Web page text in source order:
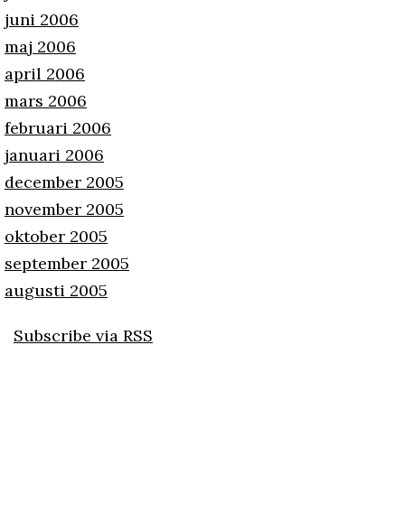
juni 2006
maj 2006
april 2006
mars 2006
februari 2006
januari 2006
december 2005
november 2005
oktober 2005
september 2005
augusti 2005
Subscribe via RSS